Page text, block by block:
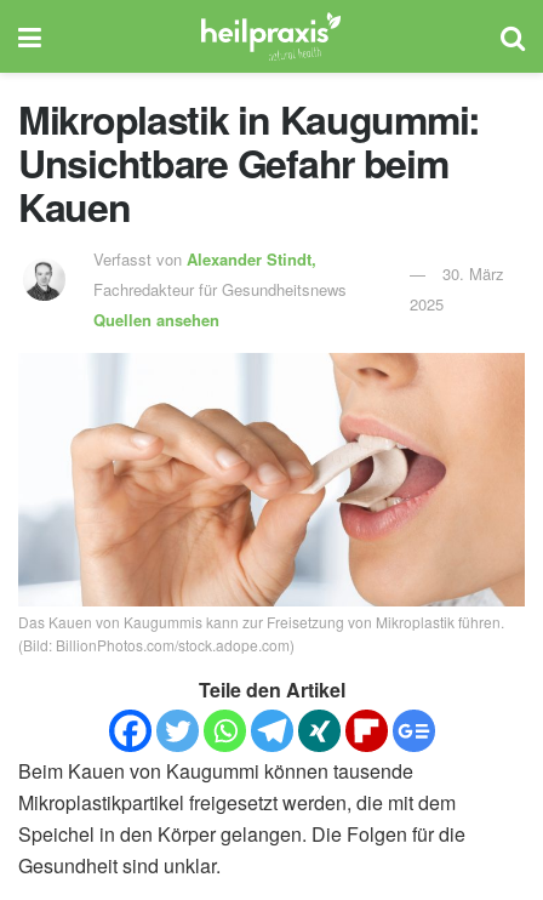
Mikroplastik in Kaugummi:
Unsichtbare Gefahr beim
Kauen
Verfasst vonAlexander Stindt,
Fachredakteur für Gesundheitsnews
Quellen ansehen
30. März
2025
Das Kauen von Kaugummis kann zur Freisetzung von Mikroplastik führen.
(Bild: BillionPhotos.com/stock.adope.com)
Teile den Artikel
Beim Kauen von Kaugummi können tausende
Mikroplastikpartikel freigesetzt werden, die mit dem
Speichel in den Körper gelangen. Die Folgen für die
Gesundheit sind unklar.